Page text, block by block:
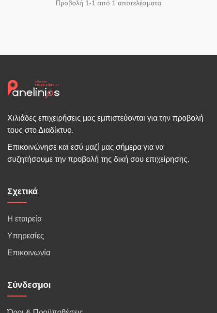
Προβολή 1-1 από 1 αποτελέσματα
Χιλιάδες επιχειρήσεις μας εμπιστεύονται για την προβολή
τους στο Διαδίκτυο.
Επικοινώνησε και εσύ μαζί μας σήμερα για να
συζητήσουμε την προβολή της δική σου επιχείρησης.
Σχετικά
Η εταιρεία
Υπηρεσίες
Επικοινωνία
Σύνδεσμοι